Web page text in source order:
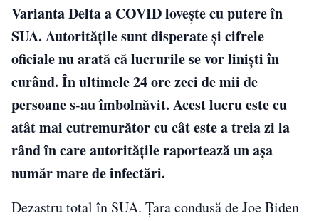
Varianta Delta a COVID lovește cu putere în
SUA. Autoritățile sunt disperate și cifrele
oficiale nu arată că lucrurile se vor liniști în
curând. În ultimele 24 ore zeci de mii de
persoane s-au îmbolnăvit. Acest lucru este cu
atât mai cutremurător cu cât este a treia zi la
rând în care autorităţile raportează un aşa
număr mare de infectări.
Dezastru total în SUA. Țara condusă de Joe Biden